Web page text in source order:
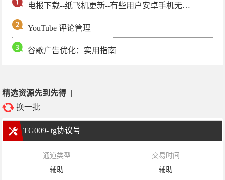
电报下载--纸飞机更新--有些用户安卓手机无法更新电报软件
YouTube 评论管理
谷歌广告优化：实用指南
精选资源先到先得 |
换一批
TG009- tg协议号
通道类型
辅助
交易时间
辅助